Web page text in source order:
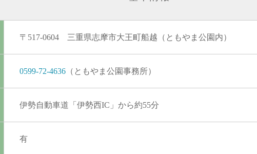
〒517-0604 三重県志摩市大王町船越（ともやま公園内）
0599-72-4636 （ともやま公園事務所）
伊勢自動車道「伊勢西IC」から約55分
有